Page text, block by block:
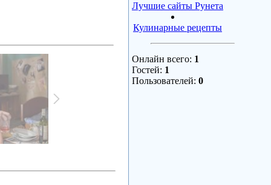
Лучшие сайты Рунета
Кулинарные рецепты
Онлайн всего: 1
Гостей: 1
Пользователей: 0